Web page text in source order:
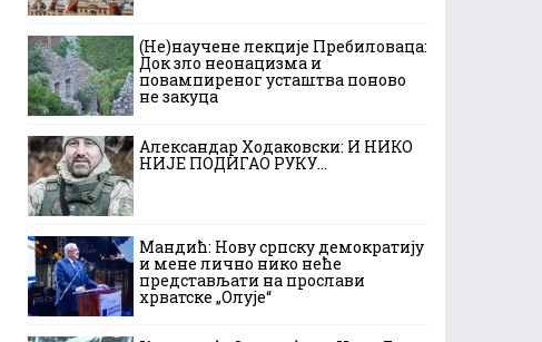
(Не)научене лекције Пребиловаца:
Док зло неонацизма и
повампиреног усташтва поново
не закуца
Александар Ходаковски: И НИКО
НИЈЕ ПОДИГАО РУКУ…
Мандић: Нову српску демократију
и мене лично нико неће
представљати на прослави
хрватске „Олује“